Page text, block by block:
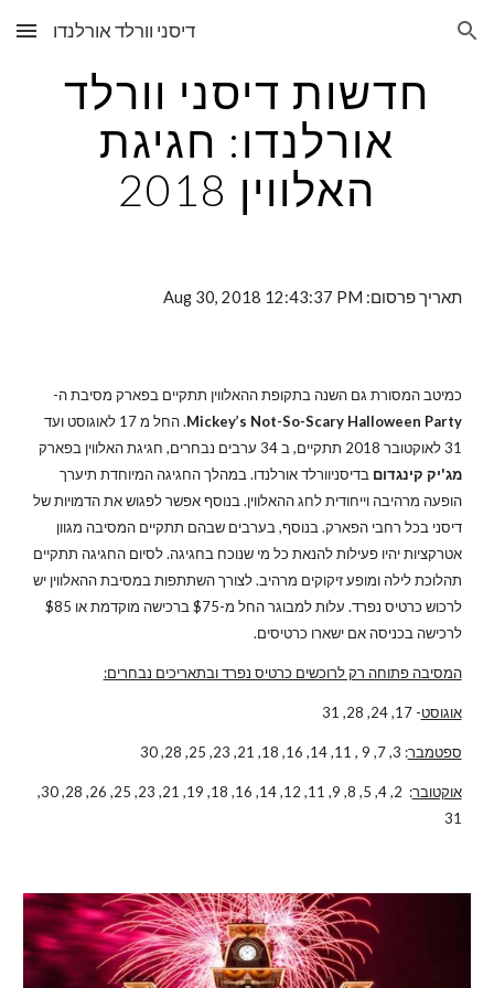
Skip to main content Skip to navigation דיסני וורלד אורלנדו
חדשות דיסני וורלד
אורלנדו: חגיגת
האלווין 2018
תאריך פרסום: Aug 30, 2018 12:43:37 PM
כמיטב המסורת גם השנה בתקופת ההאלווין תתקיים בפארק מסיבת ה-
Mickey’s Not-So-Scary Halloween Party
. החל מ 17 לאוגוסט ועד
31 לאוקטובר 2018 תתקיים, ב 34 ערבים נבחרים, חגיגת האלווין בפארק
מג'יק קינגדום בדיסניוורלד אורלנדו. במהלך החגיגה המיוחדת תיערך
הופעה מרהיבה וייחודית לחג ההאלווין. בנוסף אפשר לפגוש את הדמויות של
דיסני בכל רחבי הפארק. בנוסף, בערבים שבהם תתקיים המסיבה מגוון
אטרקציות יהיו פעילות להנאת כל מי שנוכח בחגיגה. לסיום החגיגה תתקיים
תהלוכת לילה ומופע זיקוקים מרהיב. לצורך השתתפות במסיבת ההאלווין יש
לרכוש כרטיס נפרד. עלות למבוגר החל מ-$75 ברכישה מוקדמת או $85
לרכישה בכניסה אם ישארו כרטיסים.
המסיבה פתוחה רק לרוכשים כרטיס נפרד ובתאריכים נבחרים:
אוגוסט- 17, 24, 28, 31
ספטמבר: 3, 7, 9 , 11, 14, 16, 18, 21, 23, 25, 28, 30
אוקטובר
: 2, 4, 5, 8, 9, 11, 12, 14, 16, 18, 19, 21, 23, 25, 26, 28, 30,
31